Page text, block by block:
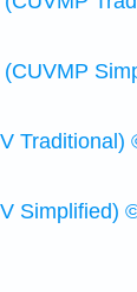
Traditional)
Simplified)